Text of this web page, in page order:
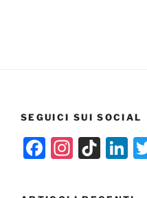
SEGUICI SUI SOCIAL
F
c
In
a
Ti
T
Li
k